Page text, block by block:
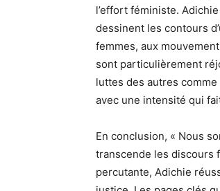
l’effort féministe.
dessinent les contours
femmes, aux
sont particulièrement
luttes des autres
avec une intensité qui
En conclusion, « Nous
transcende les discours
percutante, Adichie